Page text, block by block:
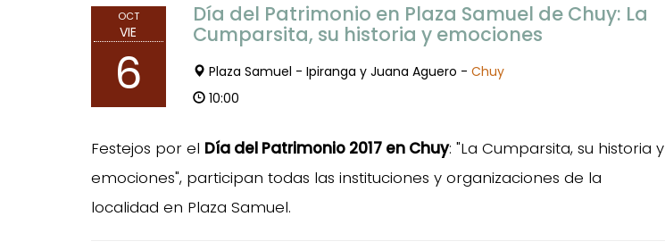
OCT
VIE
6
Día del Patrimonio en Plaza Samuel de Chuy: La
Cumparsita, su historia y emociones
Plaza Samuel - Ipiranga y Juana Aguero - Chuy
10:00
Festejos por el Día del Patrimonio 2017 en Chuy: "La Cumparsita, su historia y
emociones", participan todas las instituciones y organizaciones de la
localidad en Plaza Samuel.